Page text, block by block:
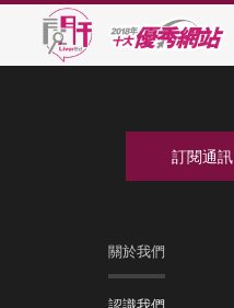
關於我們